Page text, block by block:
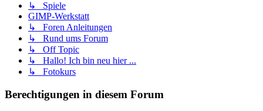
↳ Spiele
GIMP-Werkstatt
↳ Foren Anleitungen
↳ Rund ums Forum
↳ Off Topic
↳ Hallo! Ich bin neu hier ...
↳ Fotokurs
Berechtigungen in diesem Forum